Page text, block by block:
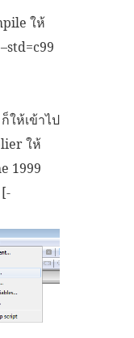
ให้
ให้เข้าไป
ให้
1999